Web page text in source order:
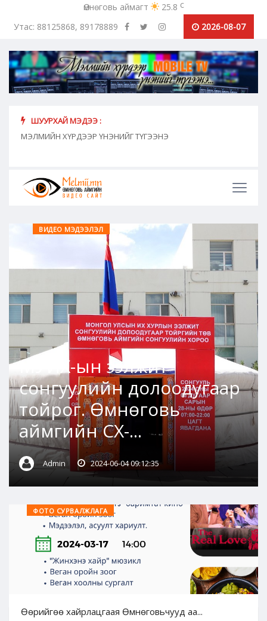
Өмнөговь аймагт 25.8 c
Утас: 88125868, 89178889
2026-08-07
ШУУРХАЙ МЭДЭЭ :
МЭЛМИЙН ХҮРДЭЭР ҮНЭНИЙГ ТҮГЭЭНЭ
ВИДЕО МЭДЭЭЛЭЛ
МУИХ-ын ээлжит
сонгуулийн долоодугаар
тойрог. Өмнөговь
аймгийн СХ-...
Admin 2024-06-04 09:12:35
ФОТО СУРВАЛЖЛАГА
Өөрийгөө хайрлацгаая Өмнөговьчууд аа...